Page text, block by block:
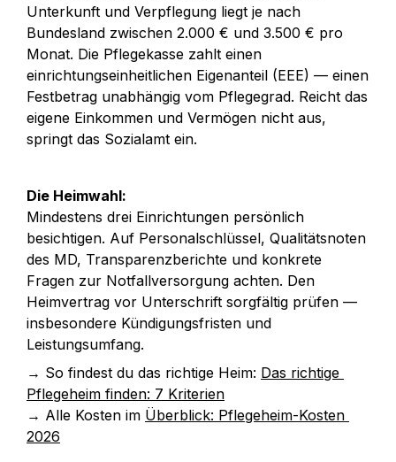
Unterkunft und Verpflegung liegt je nach
Bundesland zwischen 2.000 € und 3.500 € pro
Monat. Die Pflegekasse zahlt einen
einrichtungseinheitlichen Eigenanteil (EEE) — einen
Festbetrag unabhängig vom Pflegegrad. Reicht das
eigene Einkommen und Vermögen nicht aus,
springt das Sozialamt ein.
Die Heimwahl:
Mindestens drei Einrichtungen persönlich
besichtigen. Auf Personalschlüssel, Qualitätsnoten
des MD, Transparenzberichte und konkrete
Fragen zur Notfallversorgung achten. Den
Heimvertrag vor Unterschrift sorgfältig prüfen —
insbesondere Kündigungsfristen und
Leistungsumfang.
→ So findest du das richtige Heim: Das richtige
Pflegeheim finden: 7 Kriterien
→ Alle Kosten im Überblick: Pflegeheim-Kosten
2026